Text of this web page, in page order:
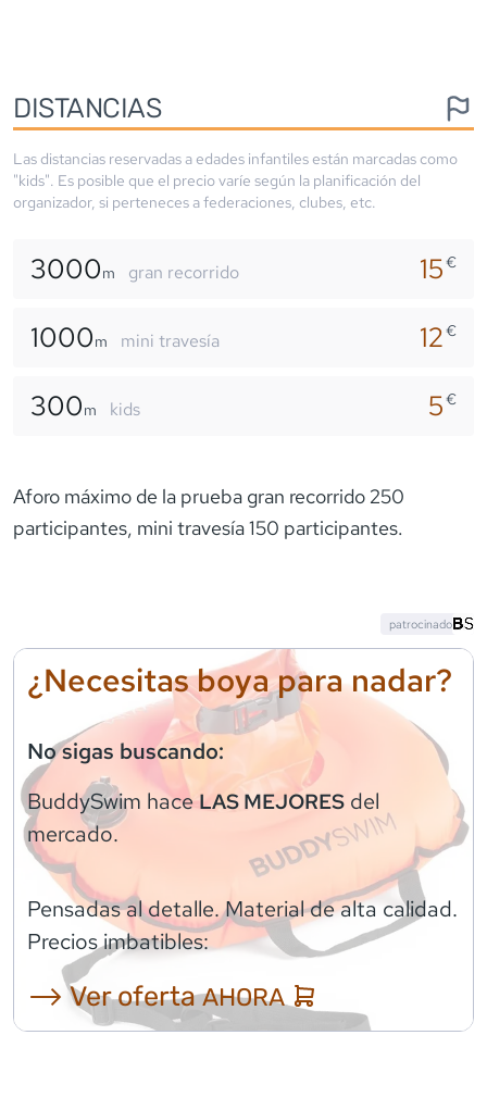
DISTANCIAS
Las distancias reservadas a edades infantiles están marcadas como
"kids". Es posible que el precio varíe según la planificación del
organizador, si perteneces a federaciones, clubes, etc.
3000m gran recorrido 15€
1000m mini travesía 12€
300m kids 5€
Aforo máximo de la prueba gran recorrido 250
participantes, mini travesía 150 participantes.
¿Necesitas boya para nadar?
No sigas buscando:
BuddySwim haceLAS MEJORES del
mercado.
Pensadas al detalle. Material de alta calidad.
Precios imbatibles:
⟶ Ver ofertaAHORA
patrocinado